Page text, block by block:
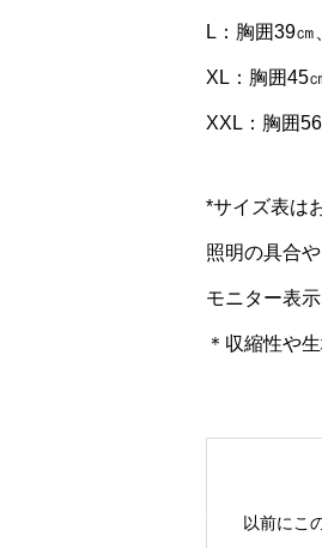
L：胸囲39㎝
XL：胸囲45
XXL：胸囲
*サイズ表は
照明の具合
モニター表
＊収縮性や
以前にこ